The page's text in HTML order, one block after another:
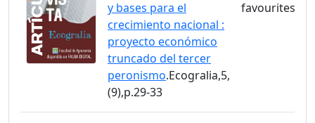
y bases para el
crecimiento nacional :
proyecto económico
truncado del tercer
peronismo.Ecogralia,5,
(9),p.29-33